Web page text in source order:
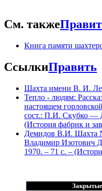
АБК шахты 5-7 имени В. И.
См. также
Книга памяти
СсылкиПравить
Шахта имени В. И.
Тепло - людям:
настоящем
сост.: П.И. Скубко —
(История фабрик и
Демидов В.И. Шахта
Владимир Изотович
1970. – 71 с. –